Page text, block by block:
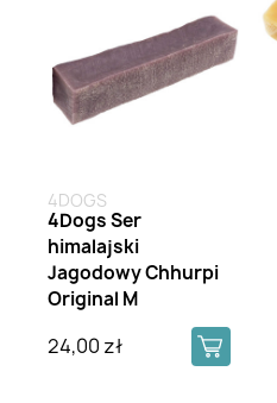
4DOGS
4Dogs Ser
himalajski
Jagodowy Chhurpi
Original M
24,00 zł